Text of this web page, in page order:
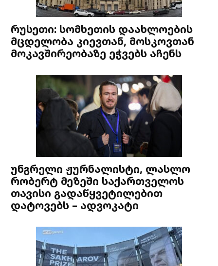
რუსეთი: სომხეთის დაახლოების
მცდელობა კიევთან, მოსკოვთან
მოკავშირეობაზე ეჭვებს აჩენს
უნგრელი ჟურნალისტი, ლასლო
რობერტ მეზეში საქართველოს
თავისი გადაწყვეტილებით
დატოვებს – ადვოკატი